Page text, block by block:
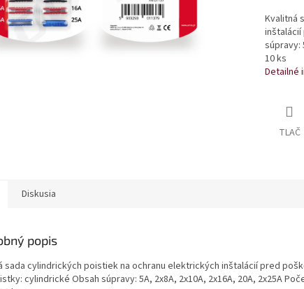
Kvalitná
súpravy:
10 ks
Detailné
TLAČ
Diskusia
popis
sada cylindrických poistiek na ochranu elektrických inštalácií pred
cylindrické Obsah súpravy: 5A, 2x8A, 2x10A, 2x16A, 20A, 2x25A